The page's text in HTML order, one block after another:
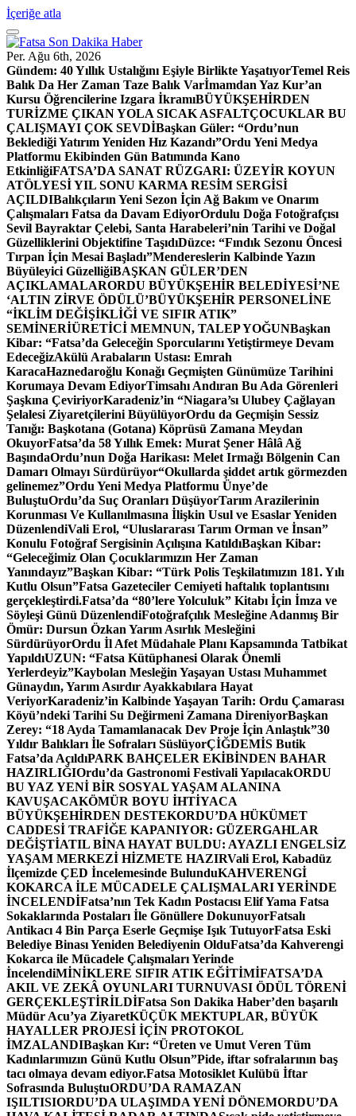
İçeriğe atla
Per. Ağu 6th, 2026
Gündem: 40 Yıllık Ustalığını Eşiyle Birlikte YaşatıyorTemel Reis
Balık Da Her Zaman Taze Balık Varİmamdan Yaz Kur’an
Kursu Öğrencilerine Izgara İkramıBÜYÜKŞEHİRDEN
TURİZME ÇIKAN YOLA SICAK ASFALTÇOCUKLAR BU
ÇALIŞMAYI ÇOK SEVDİBaşkan Güler: “Ordu’nun
Beklediği Yatırım Yeniden Hız Kazandı”Ordu Yeni Medya
Platformu Ekibinden Gün Batımında Kano
EtkinliğiFATSA’DA SANAT RÜZGARI: ÜZEYİR KOYUN
ATÖLYESİ YIL SONU KARMA RESİM SERGİSİ
AÇILDIBalıkçıların Yeni Sezon İçin Ağ Bakım ve Onarım
Çalışmaları Fatsa da Davam EdiyorOrdulu Doğa Fotoğrafçısı
Sevil Bayraktar Çelebi, Santa Harabeleri’nin Tarihi ve Doğal
Güzelliklerini Objektifine TaşıdıDüzce: “Fındık Sezonu Öncesi
Tırpan İçin Mesai Başladı”Mendereslerin Kalbinde Yazın
Büyüleyici GüzelliğiBAŞKAN GÜLER’DEN
AÇIKLAMALARORDU BÜYÜKŞEHİR BELEDİYESİ’NE
‘ALTIN ZİRVE ÖDÜLÜ’BÜYÜKŞEHİR PERSONELİNE
“İKLİM DEĞİŞİKLİĞİ VE SIFIR ATIK”
SEMİNERİÜRETİCİ MEMNUN, TALEP YOĞUNBaşkan
Kibar: “Fatsa’da Geleceğin Sporcularını Yetiştirmeye Devam
EdeceğizAkülü Arabaların Ustası: Emrah
KaracaHaznedaroğlu Konağı Geçmişten Günümüze Tarihini
Korumaya Devam EdiyorTimsahı Andıran Bu Ada Görenleri
Şaşkına ÇeviriyorKaradeniz’in “Niagara’sı Ulubey Çağlayan
Şelalesi Ziyaretçilerini BüyülüyorOrdu da Geçmişin Sessiz
Tanığı: Başkotana (Gotana) Köprüsü Zamana Meydan
OkuyorFatsa’da 58 Yıllık Emek: Murat Şener Hâlâ Ağ
BaşındaOrdu’nun Doğa Harikası: Melet Irmağı Bölgenin Can
Damarı Olmayı Sürdürüyor“Okullarda şiddet artık görmezden
gelinemez”Ordu Yeni Medya Platformu Ünye’de
BuluştuOrdu’da Suç Oranları DüşüyorTarım Arazilerinin
Korunması Ve Kullanılmasına İlişkin Usul ve Esaslar Yeniden
DüzenlendiVali Erol, “Uluslararası Tarım Orman ve İnsan”
Konulu Fotoğraf Sergisinin Açılışına KatıldıBaşkan Kibar:
“Geleceğimiz Olan Çocuklarımızın Her Zaman
Yanındayız”Başkan Kibar: “Türk Polis Teşkilatımızın 181. Yılı
Kutlu Olsun”Fatsa Gazeteciler Cemiyeti haftalık toplantısını
gerçekleştirdi.Fatsa’da “80’lere Yolculuk” Kitabı İçin İmza ve
Söyleşi Günü DüzenlendiFotoğrafçılık Mesleğine Adanmış Bir
Ömür: Dursun Özkan Yarım Asırlık Mesleğini
SürdürüyorOrdu İl Afet Müdahale Planı Kapsamında Tatbikat
YapıldıUZUN: “Fatsa Kütüphanesi Olarak Önemli
Yerlerdeyiz”Kaybolan Mesleğin Yaşayan Ustası Muhammet
Günaydın, Yarım Asırdır Ayakkabılara Hayat
VeriyorKaradeniz’in Kalbinde Yaşayan Tarih: Ordu Çamarası
Köyü’ndeki Tarihi Su Değirmeni Zamana DireniyorBaşkan
Zerey: “18 Ayda Tamamlanacak Dev Proje İçin Anlaştık”30
Yıldır Balıkları İle Sofraları SüslüyorÇİĞDEMİS Butik
Fatsa’da AçıldıPARK BAHÇELER EKİBİNDEN BAHAR
HAZIRLIĞIOrdu’da Gastronomi Festivali YapılacakORDU
BU YAZ YENİ BİR SOSYAL YAŞAM ALANINA
KAVUŞACAKÖMÜR BOYU İHTİYACA
BÜYÜKŞEHİRDEN DESTEKORDU’DA HÜKÜMET
CADDESİ TRAFİĞE KAPANIYOR: GÜZERGAHLAR
DEĞİŞTİATIL BİNA HAYAT BULDU: AYAZLI ENGELSİZ
YAŞAM MERKEZİ HİZMETE HAZIRVali Erol, Kabadüz
İlçemizde ÇED İncelemesinde BulunduKAHVERENGİ
KOKARCA İLE MÜCADELE ÇALIŞMALARI YERİNDE
İNCELENDİFatsa’nın Tek Kadın Postacısı Elif Yama Fatsa
Sokaklarında Postaları İle Gönüllere DokunuyorFatsalı
Antikacı 4 Bin Parça Eserle Geçmişe Işık TutuyorFatsa Eski
Belediye Binası Yeniden Belediyenin OlduFatsa’da Kahverengi
Kokarca ile Mücadele Çalışmaları Yerinde
İncelendiMİNİKLERE SIFIR ATIK EĞİTİMİFATSA’DA
AKIL VE ZEKÂ OYUNLARI TURNUVASI ÖDÜL TÖRENİ
GERÇEKLEŞTİRİLDİFatsa Son Dakika Haber’den başarılı
Müdür Acu’ya ZiyaretKÜÇÜK MEKTUPLAR, BÜYÜK
HAYALLER PROJESİ İÇİN PROTOKOL
İMZALANDIBaşkan Kır: “Üreten ve Umut Veren Tüm
Kadınlarımızın Günü Kutlu Olsun”Pide, iftar sofralarının baş
tacı olmaya devam ediyor.Fatsa Motosiklet Kulübü İftar
Sofrasında BuluştuORDU’DA RAMAZAN
IŞILTISIORDU’DA ULAŞIMDA YENİ DÖNEMORDU’DA